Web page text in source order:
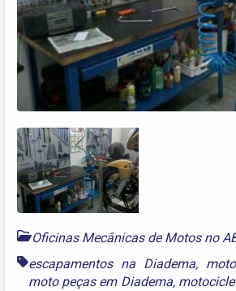
Oficinas Mecânicas de Motos no
escapamentos na Diadema,
moto peças em Diadema,